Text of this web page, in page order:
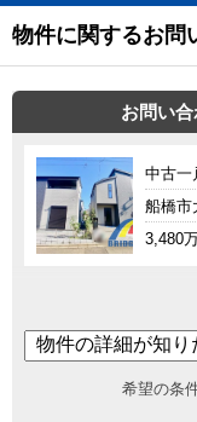
物件に関するお問
お問い合
中古一
船橋市
3,480
希望の条